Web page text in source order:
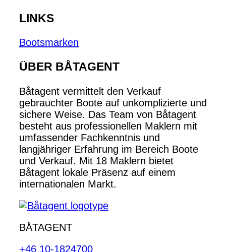
LINKS
Bootsmarken
ÜBER BÅTAGENT
Båtagent vermittelt den Verkauf
gebrauchter Boote auf unkomplizierte und
sichere Weise. Das Team von Båtagent
besteht aus professionellen Maklern mit
umfassender Fachkenntnis und
langjähriger Erfahrung im Bereich Boote
und Verkauf. Mit 18 Maklern bietet
Båtagent lokale Präsenz auf einem
internationalen Markt.
BÅTAGENT
+46 10-1824700